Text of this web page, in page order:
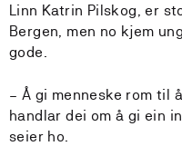
Linn Katrin Pilskog, er
Bergen, men no kjem
gode.
– Å gi menneske rom til
handlar dei om å gi ein
seier ho.